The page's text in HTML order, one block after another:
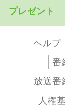
プレゼント
ヘルプ
番
放送番
人権